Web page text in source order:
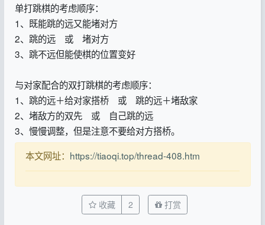
单打跳棋的考虑顺序：
1、既能跳的远又能堵对方
2、跳的远 或 堵对方
3、跳不远但能使棋的位置变好
与对家配合的双打跳棋的考虑顺序：
1、跳的远＋给对家搭桥 或 跳的远＋堵敌家
2、堵敌方的双先 或 自己跳的远
3、慢慢调整，但是注意不要给对方搭桥。
本文网址： https://tiaoqi.top/thread-408.htm
收藏 2 打赏